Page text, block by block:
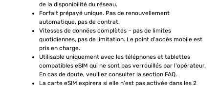
de la disponibilité du réseau.
Forfait prépayé unique. Pas de renouvellement
automatique, pas de contrat.
Vitesses de données complètes – pas de limites
quotidiennes, pas de limitation. Le point d'accès mobile est
pris en charge.
Utilisable uniquement avec les téléphones et tablettes
compatibles eSIM qui ne sont pas verrouillés par l'opérateur.
En cas de doute, veuillez consulter la section FAQ.
La carte eSIM expirera si elle n'est pas activée dans les 2